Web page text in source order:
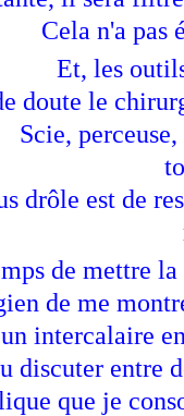
Cela n'a pas
Et, les
doute le
Scie,
drôle est de
de mettre la
de me
intercalaire
discuter entre
que je